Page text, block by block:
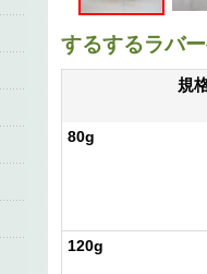
するするラバ
規
80g
120g